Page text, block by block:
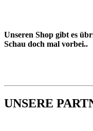
Unseren Shop gibt es
Schau doch mal vorbei..
UNSERE